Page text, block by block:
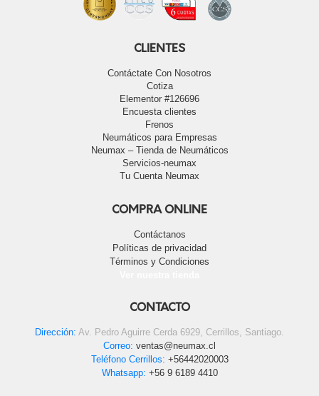
CLIENTES
Contáctate Con Nosotros
Cotiza
Elementor #126696
Encuesta clientes
Frenos
Neumáticos para Empresas
Neumax – Tienda de Neumáticos
Servicios-neumax
Tu Cuenta Neumax
COMPRA ONLINE
Contáctanos
Políticas de privacidad
Términos y Condiciones
CONTACTO
Dirección: Av. Pedro Aguirre Cerda 6929, Cerrillos, Santiago.
Correo: ventas@neumax.cl
Teléfono Cerrillos: +56442020003
Whatsapp: +56 9 6189 4410